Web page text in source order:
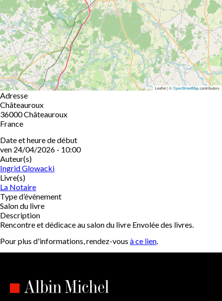
Leaflet | ©OpenStreetMapcontributors
Adresse
Châteauroux
36000Châteauroux
France
Date et heure de début
ven 24/04/2026 - 10:00
Auteur(s)
Ingrid Glowacki
Livre(s)
La Notaire
Type d’événement
Salon du livre
Description
Rencontre et dédicace au salon du livre Envolée des livres.
Pour plus d'informations, rendez-vous à ce lien.